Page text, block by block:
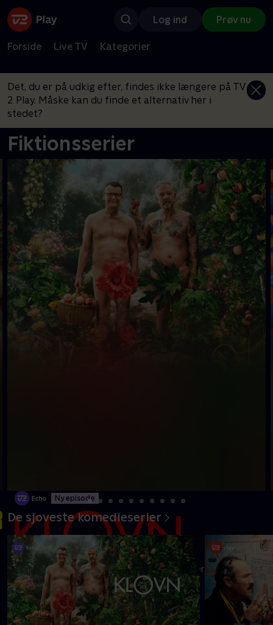
Log ind Prøv nu
Forside Live TV Kategorier
Det, du er på udkig efter, findes ikke længere på TV
2 Play. Måske kan du finde et alternativ her i
stedet?
Fiktionsserier
Ny episode
Danmarks pinligste makkerpar Frank og Casper navigerer livet
med tvivlsom succes
Mere info
De sjoveste komedieserier